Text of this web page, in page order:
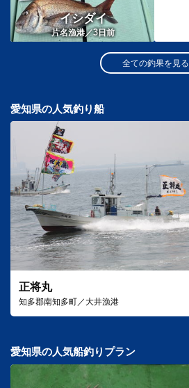
イシダイ
片名漁港／3日前
全ての釣果を見る
愛知県の人気釣り船
正将丸
知多郡南知多町／大井漁港
愛知県の人気船釣りプラン